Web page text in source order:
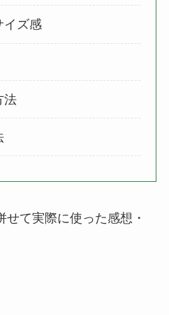
イズ感
法
て実際に使った感想・